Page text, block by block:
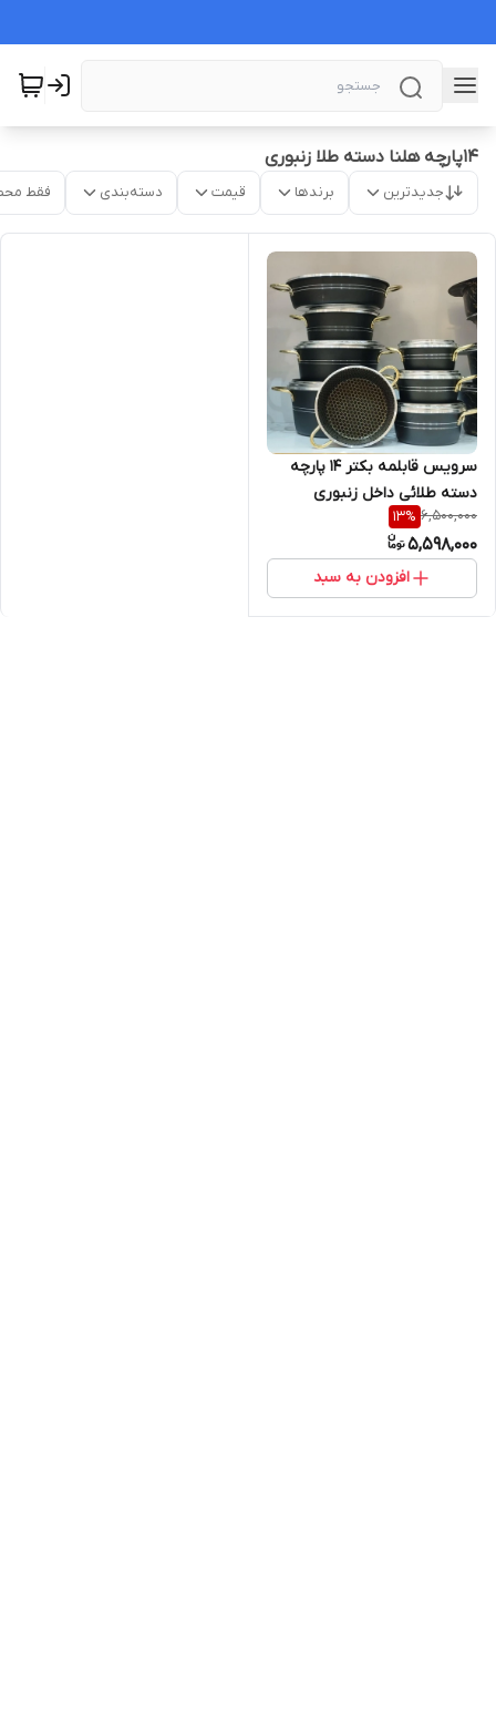
۱۴پارچه هلنا دسته طلا زنبوری
جدیدترین برندها قیمت دسته‌بندی فقط
سرویس قابلمه بکتر ۱۴ پارچه
دسته طلائی داخل زنبوری
6,500,000
13%
5,598,000
افزودن به سبد